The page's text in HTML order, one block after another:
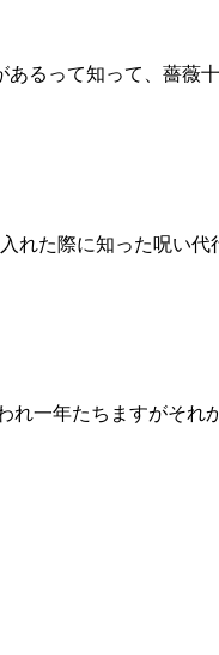
るって知って、薔薇
れた際に知った呪い
一年たちますがそれ